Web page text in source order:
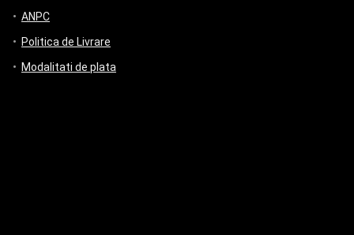
ANPC
Politica de Livrare
Modalitati de plata